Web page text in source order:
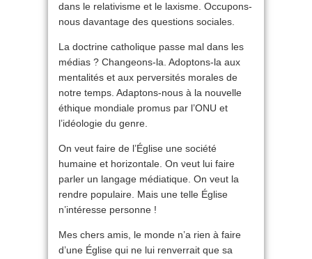
dans le relativisme et le laxisme. Occupons-
nous davantage des questions sociales.
La doctrine catholique passe mal dans les
médias ? Changeons-la. Adoptons-la aux
mentalités et aux perversités morales de
notre temps. Adaptons-nous à la nouvelle
éthique mondiale promus par l’ONU et
l’idéologie du genre.
On veut faire de l’Église une société
humaine et horizontale. On veut lui faire
parler un langage médiatique. On veut la
rendre populaire. Mais une telle Église
n’intéresse personne !
Mes chers amis, le monde n’a rien à faire
d’une Église qui ne lui renverrait que sa